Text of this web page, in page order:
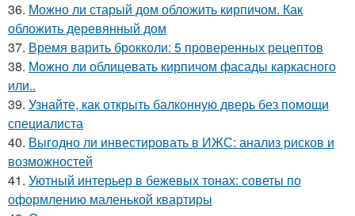
36. Можно ли старый дом обложить кирпичом. Как
обложить деревянный дом
37. Время варить брокколи: 5 проверенных рецептов
38. Можно ли облицевать кирпичом фасады каркасного
или..
39. Узнайте, как открыть балконную дверь без помощи
специалиста
40. Выгодно ли инвестировать в ИЖС: анализ рисков и
возможностей
41. Уютный интерьер в бежевых тонах: советы по
оформлению маленькой квартиры